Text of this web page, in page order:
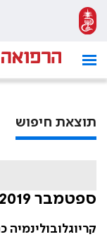
תוצאת חיפוש
ספטמבר 2019